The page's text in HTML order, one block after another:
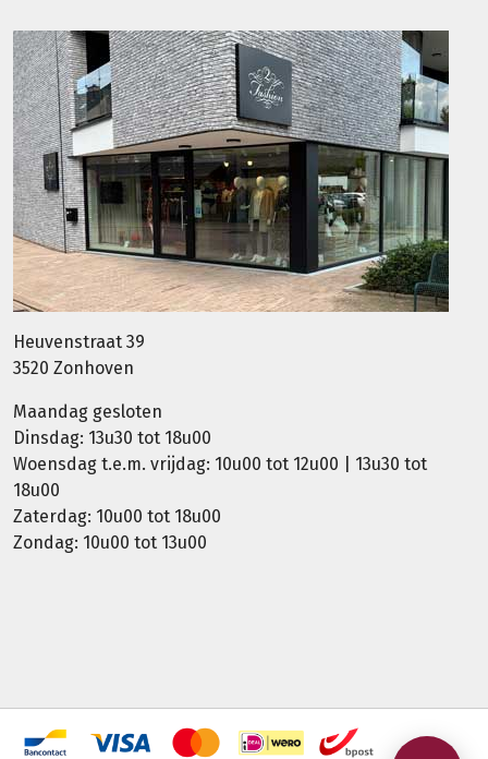
Heuvenstraat 39
3520 Zonhoven
Maandag gesloten
Dinsdag: 13u30 tot 18u00
Woensdag t.e.m. vrijdag: 10u00 tot 12u00 | 13u30 tot
18u00
Zaterdag: 10u00 tot 18u00
Zondag: 10u00 tot 13u00